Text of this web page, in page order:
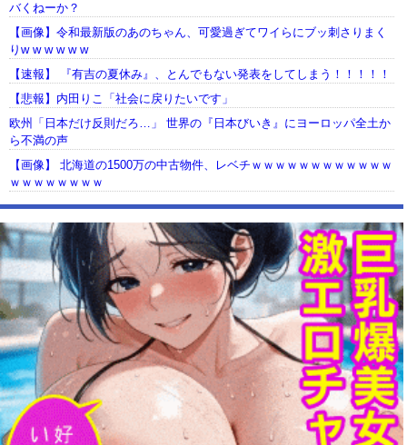
バくねーか？
【画像】令和最新版のあのちゃん、可愛過ぎてワイらにブッ刺さりまく
りw w w w w w
【速報】 『有吉の夏休み』、とんでもない発表をしてしまう！！！！！
【悲報】内田りこ「社会に戻りたいです」
欧州「日本だけ反則だろ…」 世界の『日本びいき』にヨーロッパ全土か
ら不満の声
【画像】 北海道の1500万の中古物件、レベチｗｗｗｗｗｗｗｗｗｗｗｗ
ｗｗｗｗｗｗｗｗ
【動画】USJの禁止エリアに子どもたちが続々乱入 → スタッフが注意し
ても止まらない事態に
Powered by livedoor 相互RSS